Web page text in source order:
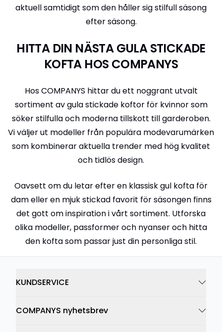
aktuell samtidigt som den håller sig stilfull säsong
efter säsong.
HITTA DIN NÄSTA GULA STICKADE
KOFTA HOS COMPANYS
Hos COMPANYS hittar du ett noggrant utvalt
sortiment av gula stickade koftor för kvinnor som
söker stilfulla och moderna tillskott till garderoben.
Vi väljer ut modeller från populära modevarumärken
som kombinerar aktuella trender med hög kvalitet
och tidlös design.
Oavsett om du letar efter en klassisk gul kofta för
dam eller en mjuk stickad favorit för säsongen finns
det gott om inspiration i vårt sortiment. Utforska
olika modeller, passformer och nyanser och hitta
den kofta som passar just din personliga stil.
KUNDSERVICE
COMPANYS nyhetsbrev